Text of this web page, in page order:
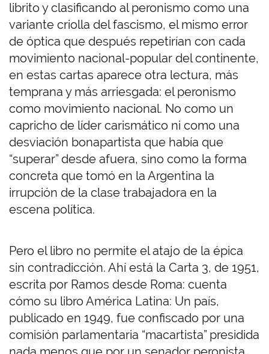
librito y clasificando al peronismo como una
variante criolla del fascismo, el mismo error
de óptica que después repetirían con cada
movimiento nacional-popular del continente,
en estas cartas aparece otra lectura, más
temprana y más arriesgada: el peronismo
como movimiento nacional. No como un
capricho de líder carismático ni como una
desviación bonapartista que había que
“superar” desde afuera, sino como la forma
concreta que tomó en la Argentina la
irrupción de la clase trabajadora en la
escena política.
Pero el libro no permite el atajo de la épica
sin contradicción. Ahí está la Carta 3, de 1951,
escrita por Ramos desde Roma: cuenta
cómo su libro América Latina: Un país,
publicado en 1949, fue confiscado por una
comisión parlamentaria “macartista” presidida